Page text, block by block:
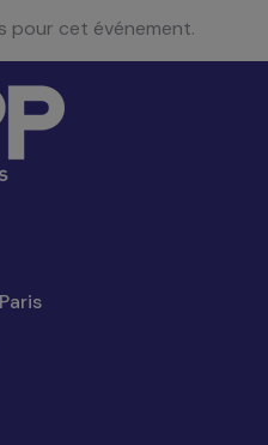
pour cet événement.